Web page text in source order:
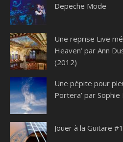
Depeche Mode
Une reprise Live
Heaven’ par Ann
(2012)
Une pépite pour
Portera’ par
Jouer à la Guitare #1